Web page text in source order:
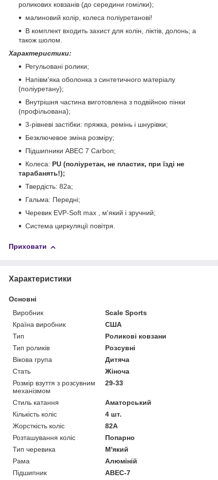
роликових ковзанів (до середини гомілки);
малиновий колір, колеса поліуретанові!
В комплект входить захист для колін, ліктів, долонь; а
також шолом.
Характеристики:
Регульовані ролики;
Напівм'яка оболонка з синтетичного матеріалу
(поліуретану);
Внутрішня частина виготовлена з подвійною пінки
(профільована);
3-рівневі застібки: пряжка, ремінь і шнурівки;
Безключевое зміна розміру;
Підшипники ABEC 7 Carbon;
Колеса: PU (поліуретан, не пластик, при їзді не
тарабанять!);
Твердість: 82a;
Гальма: Передні;
Черевик EVP-Soft max , м'який і зручний;
Система циркуляції повітря.
Приховати
Характеристики
Основні
Виробник
Scale Sports
Країна виробник
США
Тип
Роликові ковзани
Тип роликів
Розсувні
Вікова група
Дитяча
Стать
Жіноча
Розмір взуття з розсувним
механізмом
29-33
Стиль катання
Аматорський
Кількість коліс
4 шт.
Жорсткість коліс
82А
Розташування коліс
Попарно
Тип черевика
М'який
Рама
Алюміній
Підшипник
ABEC-7